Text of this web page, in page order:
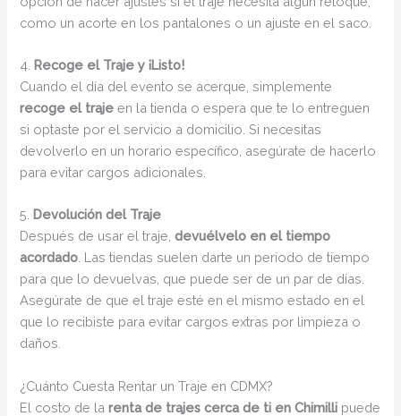
como un acorte en los pantalones o un ajuste en el saco.
4. Recoge el Traje y ¡Listo!
Cuando el día del evento se acerque, simplemente
recoge el traje en la tienda o espera que te lo entreguen
si optaste por el servicio a domicilio. Si necesitas
devolverlo en un horario específico, asegúrate de hacerlo
para evitar cargos adicionales.
5. Devolución del Traje
Después de usar el traje,devuélvelo en el tiempo
acordado . Las tiendas suelen darte un período de tiempo
para que lo devuelvas, que puede ser de un par de días.
Asegúrate de que el traje esté en el mismo estado en el
que lo recibiste para evitar cargos extras por limpieza o
daños.
¿Cuánto Cuesta Rentar un Traje en CDMX?
El costo de larenta de trajes cerca de ti en Chimilli puede